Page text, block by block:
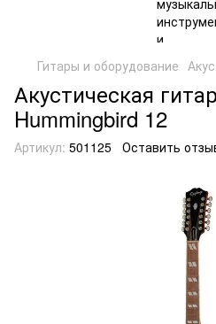
Гитары и оборудование
Акустическая
Hummingbird 12
Артикул: 501125 Оставить